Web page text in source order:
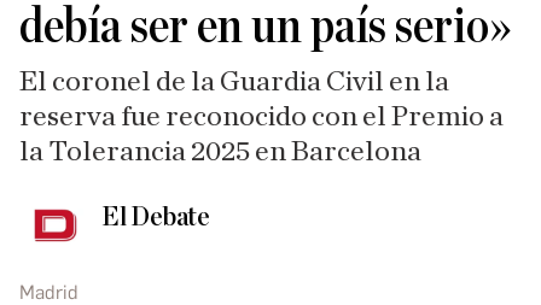
debía ser en un país serio»
El coronel de la Guardia Civil en la
reserva fue reconocido con el Premio a
la Tolerancia 2025 en Barcelona
El Debate
Madrid